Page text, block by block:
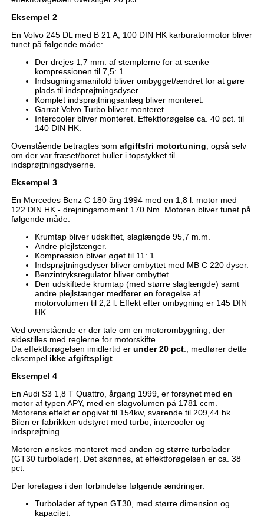
Eksempel 2
En Volvo 245 DL med B 21 A, 100 DIN HK karburatormotor bliver
tunet på følgende måde:
Der drejes 1,7 mm. af stemplerne for at sænke
kompressionen til 7,5: 1.
Indsugningsmanifold bliver ombygget/ændret for at gøre
plads til indsprøjtningsdyser.
Komplet indsprøjtningsanlæg bliver monteret.
Garrat Volvo Turbo bliver monteret.
Intercooler bliver monteret. Effektforøgelse ca. 40 pct. til
140 DIN HK.
Ovenstående betragtes som afgiftsfri motortuning , også selv
om der var fræset/boret huller i topstykket til
indsprøjtningsdyserne.
Eksempel 3
En Mercedes Benz C 180 årg 1994 med en 1,8 l. motor med
122 DIN HK - drejningsmoment 170 Nm. Motoren bliver tunet på
følgende måde:
Krumtap bliver udskiftet, slaglængde 95,7 m.m.
Andre plejlstænger.
Kompression bliver øget til 11: 1.
Indsprøjtningsdyser bliver ombyttet med MB C 220 dyser.
Benzintryksregulator bliver ombyttet.
Den udskiftede krumtap (med større slaglængde) samt
andre plejlstænger medfører en forøgelse af
motorvolumen til 2,2 l. Effekt efter ombygning er 145 DIN
HK.
Ved ovenstående er der tale om en motorombygning, der
sidestilles med reglerne for motorskifte.
Da effektforøgelsen imidlertid er under 20 pct., medfører dette
eksempel ikke afgiftspligt.
Eksempel 4
En Audi S3 1,8 T Quattro, årgang 1999, er forsynet med en
motor af typen APY, med en slagvolumen på 1781 ccm.
Motorens effekt er opgivet til 154kw, svarende til 209,44 hk.
Bilen er fabrikken udstyret med turbo, intercooler og
indsprøjtning.
Motoren ønskes monteret med anden og større turbolader
(GT30 turbolader). Det skønnes, at effektforøgelsen er ca. 38
pct.
Der foretages i den forbindelse følgende ændringer:
Turbolader af typen GT30, med større dimension og
kapacitet.